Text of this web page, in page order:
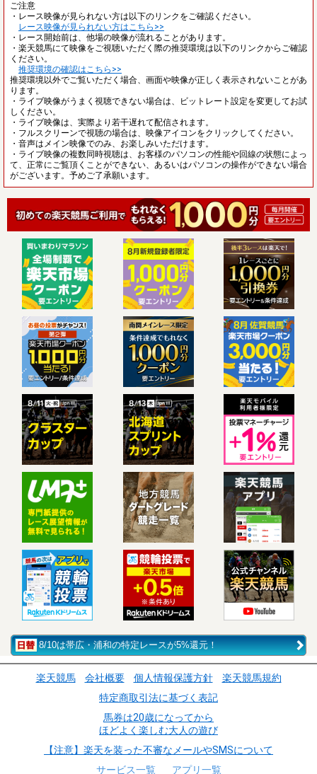
ご注意
・レース映像が見られない方は以下のリンクをご確認ください。
レース映像が見られない方はこちら>>
・レース開始前は、他場の映像が流れることがあります。
・楽天競馬にて映像をご視聴いただく際の推奨環境は以下のリンクからご確認
ください。
推奨環境の確認はこちら>>
推奨環境以外でご覧いただく場合、画面や映像が正しく表示されないことがあ
ります。
・ライブ映像がうまく視聴できない場合は、ビットレート設定を変更してお試
しください。
・ライブ映像は、実際より若干遅れて配信されます。
・フルスクリーンで視聴の場合は、映像アイコンをクリックしてください。
・音声はメイン映像でのみ、お楽しみいただけます。
・ライブ映像の複数同時視聴は、お客様のパソコンの性能や回線の状態によっ
て、正常にご覧頂くことができない、あるいはパソコンの操作ができない場合
がございます。予めご了承願います。
8/10は帯広・浦和の特定レースが5%還元！
楽天競馬 会社概要 個人情報保護方針
楽天競馬規約
特定商取引法に基づく表記
馬券は20歳になってから
ほどよく楽しむ大人の遊び
【注意】楽天を装った不審なメールやSMSについて
サービス一覧
アプリ一覧